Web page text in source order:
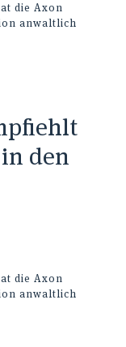
die Axon
anwaltlich
den
die Axon
anwaltlich